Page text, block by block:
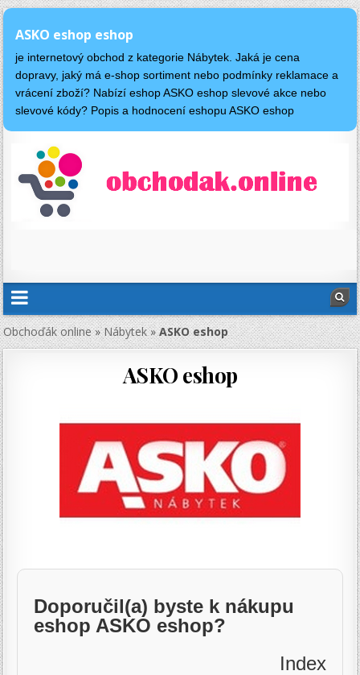
ASKO eshop eshop
je internetový obchod z kategorie Nábytek. Jaká je cena
dopravy, jaký má e-shop sortiment nebo podmínky reklamace a
vrácení zboží? Nabízí eshop ASKO eshop slevové akce nebo
slevové kódy? Popis a hodnocení eshopu ASKO eshop
Obchoďák online»Nábytek»ASKO eshop
ASKO eshop
Doporučil(a) byste k nákupu
eshop ASKO eshop?
Index